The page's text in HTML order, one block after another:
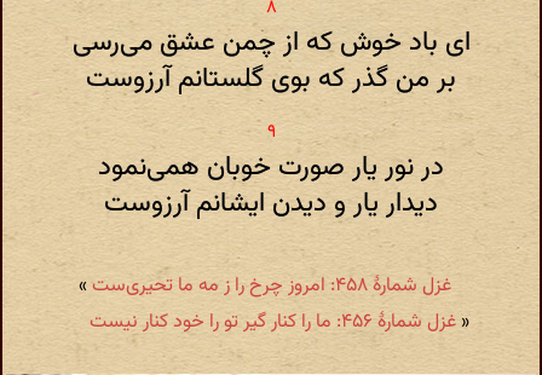
ای باد خوش که از چمن عشق می‌رسی
بر من گذر که بوی گلستانم آرزوست
در نور یار صورت خوبان همی‌نمود
دیدار یار و دیدن ایشانم آرزوست
غزل شمارهٔ ۴۵۸: امروز چرخ را ز مه ما تحیری‌ست
»
« غزل شمارهٔ ۴۵۶: ما را کنار گیر تو را خود کنار نیست